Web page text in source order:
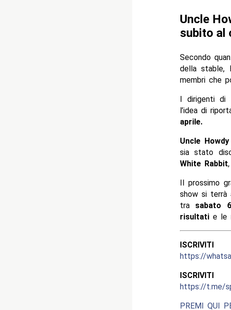
Uncle
subito al
Secondo
della stable,
membri che
I dirigenti di
l’idea di
aprile.
Uncle Howdy
sia stato
White Rabbit
Il prossimo
show si terrà
tra sabato 6
risultatie le
https://
https://t.me/
PREMI QUI